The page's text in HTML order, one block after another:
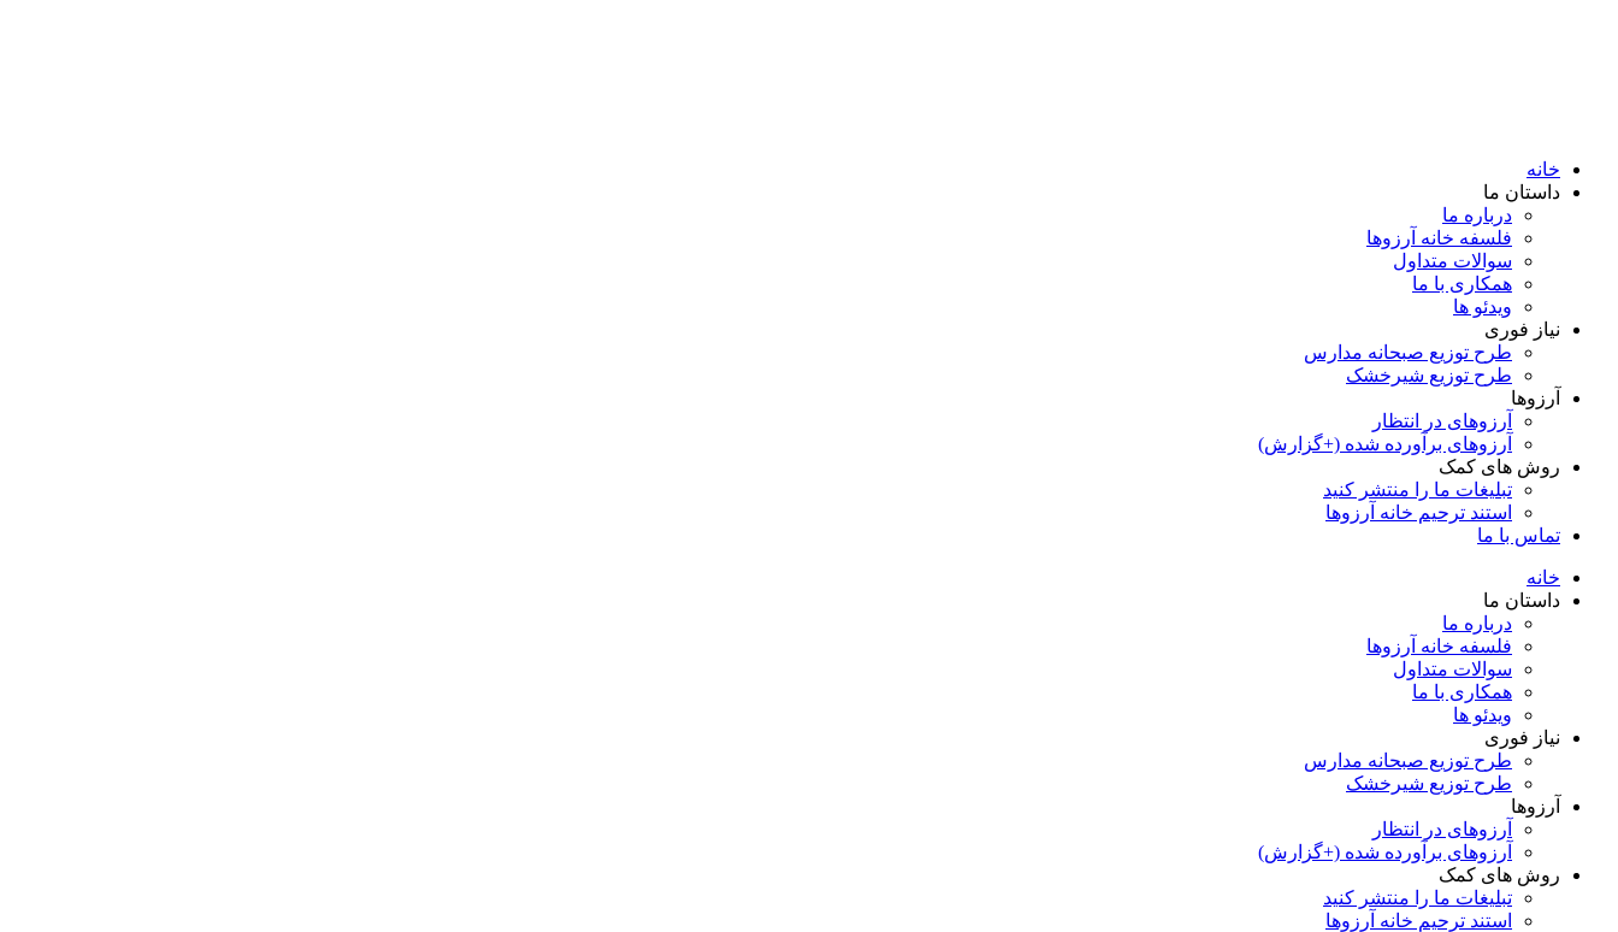
خانه
داستان ما
درباره ما
فلسفه خانه آرزوها
سوالات متداول
همكاری با ما
ویدئو ها
نیاز فوری
طرح توزیع صبحانه مدارس
طرح توزیع شیرخشک
آرزوها
آرزوهای در انتظار
آرزوهای برآورده شده (+گزارش)
روش های کمک
تبلیغات ما را منتشر کنید
استند ترحیم خانه آرزوها
تماس با ما
خانه
داستان ما
درباره ما
فلسفه خانه آرزوها
سوالات متداول
همكاری با ما
ویدئو ها
نیاز فوری
طرح توزیع صبحانه مدارس
طرح توزیع شیرخشک
آرزوها
آرزوهای در انتظار
آرزوهای برآورده شده (+گزارش)
روش های کمک
تبلیغات ما را منتشر کنید
استند ترحیم خانه آرزوها